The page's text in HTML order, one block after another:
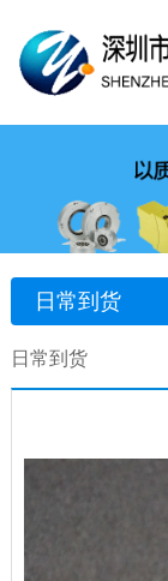
日常到货
日常到货